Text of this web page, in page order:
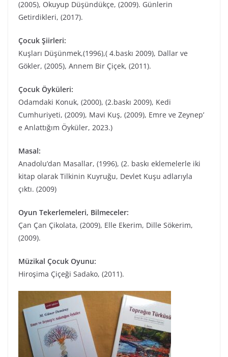
(2005), Okuyup Düşündükçe, (2009). Günlerin
Getirdikleri, (2017).
Çocuk Şiirleri:
Kuşları Düşünmek,(1996),( 4.baskı 2009), Dallar ve
Gökler, (2005), Annem Bir Çiçek, (2011).
Çocuk Öyküleri:
Odamdaki Konuk, (2000), (2.baskı 2009), Kedi
Cumhuriyeti, (2009), Mavi Kuş, (2009), Emre ve Zeynep’
e Anlattığım Öyküler, 2023.)
Masal:
Anadolu’dan Masallar, (1996), (2. baskı eklemelerle iki
kitap olarak Tilkinin Kuyruğu, Devlet Kuşu adlarıyla
çıktı. (2009)
Oyun Tekerlemeleri, Bilmeceler:
Çan Çan Çikolata, (2009), Elle Ekerim, Dille Sökerim,
(2009).
Müzikal Çocuk Oyunu:
Hiroşima Çiçeği Sadako, (2011).